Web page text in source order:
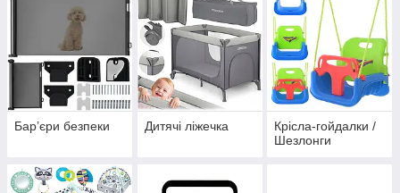
Бар’єри безпеки Дитячі ліжечка
Крісла-гойдалки /
Шезлонги